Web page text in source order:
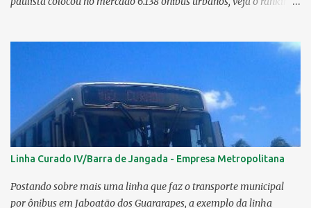
Ônibus , a Volare, que não faz parte da associação, fabricou neste
ano, 327 modelos urbanos. O que aconteceu com a Comil ? A Comil
vem de um processo de recuperação judicial e fechamento de filial,
o que em 2025 fez com que a encarroçadora só produzisse 16
unidades de ônibus urbanos, a empresa têm mantido o foco em
rodoviários, ficando em segundo lugar na produção, perdendo
apenas para a Marcopolo. O último modelo urbano lançado pela
Comil foi o Svelto BRS 2019. Em solo pernambucano uma das
Linha Curado IV/Barra de Jangada - Empresa Metropolitana
Postando sobre mais uma linha que faz o transporte municipal
por ônibus em Jaboatão dos Guararapes, a exemplo da linha